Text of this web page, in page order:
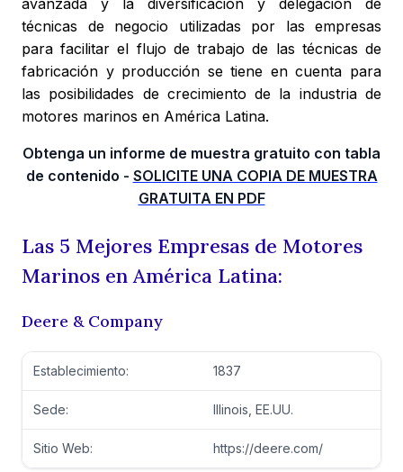
avanzada y la diversificación y delegación de
técnicas de negocio utilizadas por las empresas
para facilitar el flujo de trabajo de las técnicas de
fabricación y producción se tiene en cuenta para
las posibilidades de crecimiento de la industria de
motores marinos en América Latina.
Obtenga un informe de muestra gratuito con tabla
de contenido - SOLICITE UNA COPIA DE MUESTRA
GRATUITA EN PDF
Las 5 Mejores Empresas de Motores
Marinos en América Latina:
Deere & Company
Establecimiento: 1837
Sede: Illinois, EE.UU.
Sitio Web: https://deere.com/